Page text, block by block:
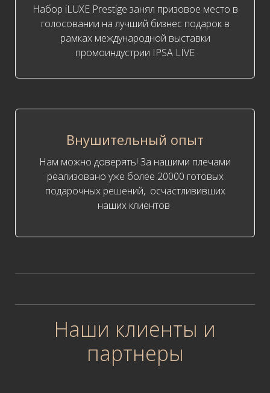
Набор iLUXE Prestige занял призовое место в
голосовании на лучший бизнес подарок в
рамках международной выставки
промоиндустрии IPSA LIVE
Внушительный опыт
Нам можно доверять! За нашими плечами
реализовано уже более 20000 готовых
подарочных решений, осчастлививших
наших клиентов
Наши клиенты и
партнеры